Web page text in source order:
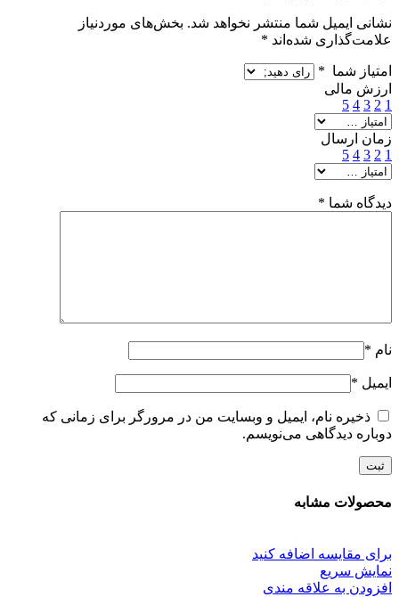
نشانی ایمیل شما منتشر نخواهد شد. بخش‌های موردنیاز
علامت‌گذاری شده‌اند *
امتیاز شما *
ارزش مالی
1
2
3
4
5
زمان ارسال
1
2
3
4
5
دیدگاه شما *
نام *
ایمیل *
ذخیره نام، ایمیل و وبسایت من در مرورگر برای زمانی که
دوباره دیدگاهی می‌نویسم.
محصولات مشابه
برای مقایسه اضافه کنید
نمایش سریع
افزودن به علاقه مندی